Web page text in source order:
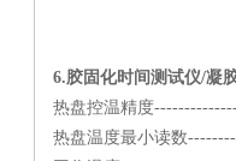
6.胶固化时间测试仪/凝
热盘控温精度
热盘温度最小读数